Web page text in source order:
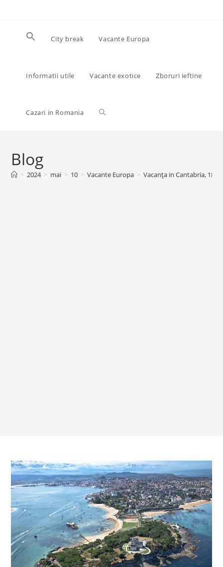
City break Vacante Europa
Informatii utile Vacante exotice Zboruri ieftine
Cazari in Romania Toggle
Blog
> 2024 > mai > 10 > Vacante Europa > Vacanța in Cantabria, 181